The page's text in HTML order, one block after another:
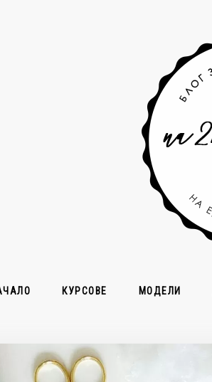
КУРСОВЕ МОДЕЛИ